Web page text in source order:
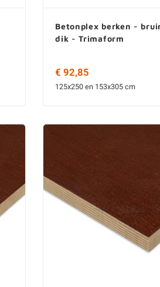
Betonplex berken -
dik - Trimaform
€ 92,85
125x250 en 153x305 cm